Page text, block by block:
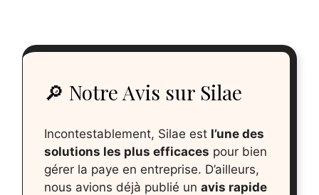
🔎 Notre Avis sur Silae
Incontestablement, Silae est l’une des
solutions les plus efficaces pour bien
gérer la paye en entreprise. D’ailleurs,
nous avions déjà publié un avis rapide